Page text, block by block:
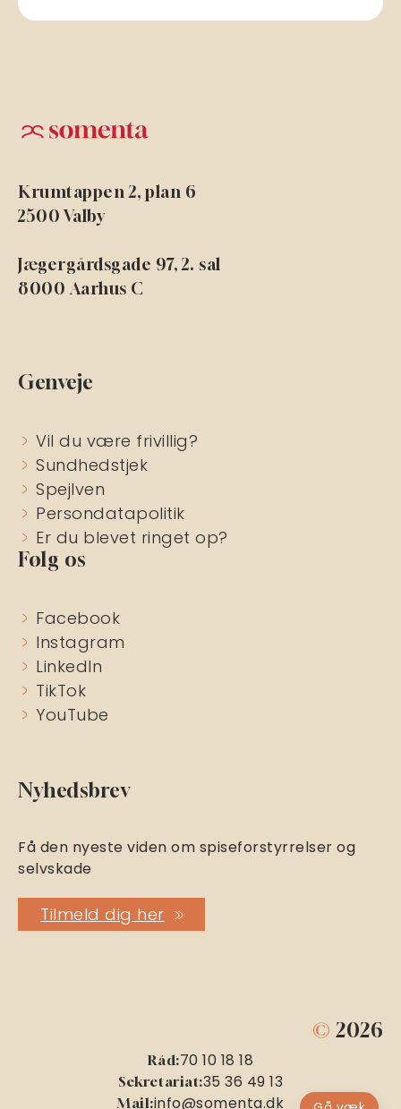
Krumtappen 2, plan 6
2500 Valby
Jægergårdsgade 97, 2. sal
8000 Aarhus C
Genveje
Vil du være frivillig?
Sundhedstjek
Spejlven
Persondatapolitik
Er du blevet ringet op?
Følg os
Facebook
Instagram
LinkedIn
TikTok
YouTube
Nyhedsbrev
Få den nyeste viden om spiseforstyrrelser og
selvskade
Tilmeld dig her
© 2026
Råd:70 10 18 18
Sekretariat:35 36 49 13
Mail:info@somenta.dk